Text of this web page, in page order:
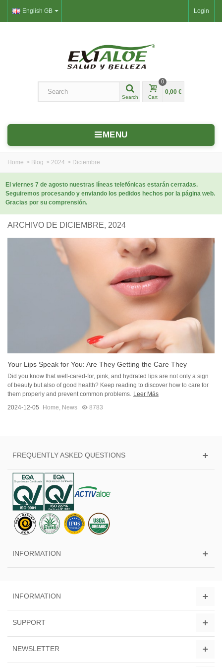
Login
English GB
Search Cart
0
0,00 €
MENU
Home > Blog > 2024 > Diciembre
El viernes 7 de agosto nuestras líneas telefónicas estarán cerradas.
Seguiremos procesando y enviando los pedidos hechos por la página web.
Gracias por su comprensión.
ARCHIVO DE DICIEMBRE, 2024
Your Lips Speak for You: Are They Getting the Care They
Deserve?
Did you know that well-cared-for, pink, and hydrated lips are not only a sign
of beauty but also of good health? Keep reading to discover how to care for
them properly and prevent common problems. Leer Más
2024-12-05
Home, News 8783
FREQUENTLY ASKED QUESTIONS
INFORMATION
INFORMATION
SUPPORT
NEWSLETTER